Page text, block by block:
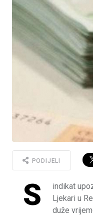
PODIJELI
S
indikat
Ljekari u
duže